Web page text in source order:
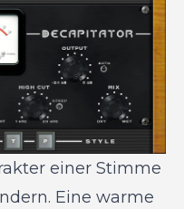
einer Stimme
Eine warme